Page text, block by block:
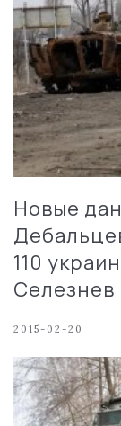
Новые
110
Селезнев
2015-02-20